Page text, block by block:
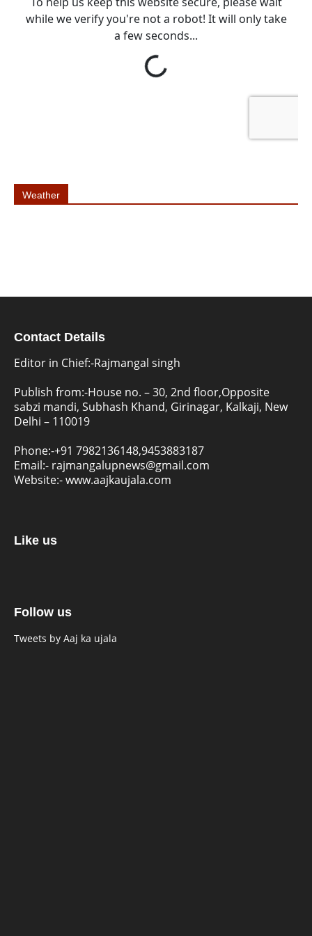
Weather
Contact Details
Editor in Chief:-Rajmangal singh
Publish from:-House no. – 30, 2nd floor,Opposite
sabzi mandi, Subhash Khand, Girinagar, Kalkaji, New
Delhi – 110019
Phone:-+91 7982136148,9453883187
Email:- rajmangalupnews@gmail.com
Website:-www.aajkaujala.com
Like us
Follow us
Tweets by Aaj ka ujala